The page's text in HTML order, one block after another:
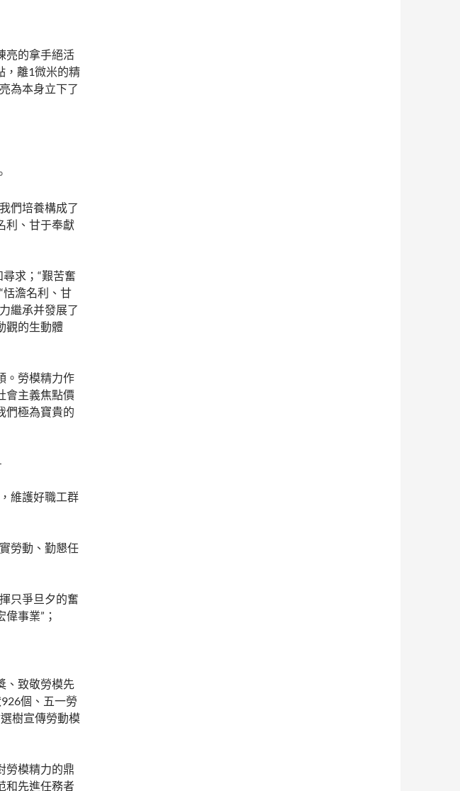
亮的拿手絕活
，離1微米的精
為本身立下了
們培養構成了
利、甘于奉獻
求；“艱苦奮
恬澹名利、甘
繼承并發展了
觀的生動體
。勞模精力作
會主義焦點價
們極為寶貴的
維護好職工群
勞動、勤懇任
只爭旦夕的奮
事業”；
、致敬勞模先
個、五一勞
樹宣傳勞動模
勞模精力的鼎
和先進任務者